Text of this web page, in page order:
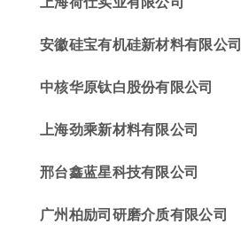
安徽硅宝有机硅新材料有限公司
中核华原钛白股份有限公司
上海劲乘新材料有限公司
邢台鑫蓝星科技有限公司
广州柏励司研磨介质有限公司